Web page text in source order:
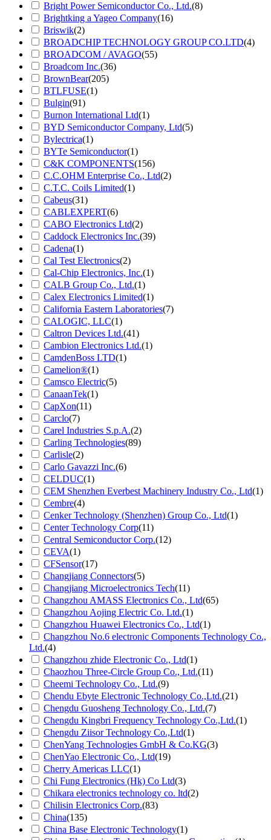
Bright Power Semiconductor Co., Ltd.(8)
Brightking a Yageo Company(16)
Briswik(2)
BROADCHIP TECHNOLOGY GROUP CO.LTD(4)
BROADCOM / AVAGO(55)
Broadcom Inc.(36)
BrownBear(205)
BTLFUSE(1)
Bulgin(91)
Burnon International Ltd(1)
BYD Semiconductor Company, Ltd(5)
Bylectrica(1)
BYTe Semiconductor(1)
C&K COMPONENTS(156)
C.C.OHM Enterprise Co., Ltd(2)
C.T.C. Coils Limited(1)
Cabeus(31)
CABLEXPERT(6)
CABO Electronics Ltd(2)
Caddock Electronics Inc.(39)
Cadena(1)
Cal Test Electronics(2)
Cal-Chip Electronics, Inc.(1)
CALB Group Co., Ltd.(1)
Calex Electronics Limited(1)
California Eastern Laboratories(7)
CALOGIC, LLC(1)
Caltron Devices Ltd.(41)
Cambion Electronics Ltd.(1)
CamdenBoss LTD(1)
Camelion®(1)
Camsco Electric(5)
CanaanTek(1)
CapXon(11)
Carclo(7)
Carel Industries S.p.A.(2)
Carling Technologies(89)
Carlisle(2)
Carlo Gavazzi Inc.(6)
CELDUC(1)
CEM Shenzhen Everbest Machinery Industry Co., Ltd(1)
Cembre(4)
Cenker Technology (Shenzhen) Group Co., Ltd(1)
Center Technology Corp(11)
Central Semiconductor Corp.(12)
CEVA(1)
CFSensor(17)
Changjiang Connectors(5)
Changjiang Microelectronics Tech(11)
Changzhou AMASS Electronics Co., Ltd(65)
Changzhou Aojing Electric Co. Ltd.(1)
Changzhou Huawei Electronics Co., Ltd(1)
Changzhou No.6 electronic Components Technology Co.,
Ltd.(4)
Changzhou zhide Electronic Co., Ltd(1)
Chaozhou Three-Circle Group Co., Ltd.(11)
Cheemi Technology Co., Ltd.(9)
Chendu Ebyte Electronic Technology Co.,Ltd.(21)
Chengdu Guosheng Technology Co., Ltd.(7)
Chengdu Kingbri Frequency Technology Co.,Ltd.(1)
Chengdu Ziisor Technology Co.,Ltd(1)
ChenYang Technologies GmbH & Co.KG(3)
ChenYao Electronic Co., Ltd(19)
Cherry Americas LLC(1)
Chi Fung Electronics (Hk) Co Ltd(3)
Chikara electronics technology co. ltd(2)
Chilisin Electronics Corp.(83)
China(135)
China Base Electronic Technology(1)